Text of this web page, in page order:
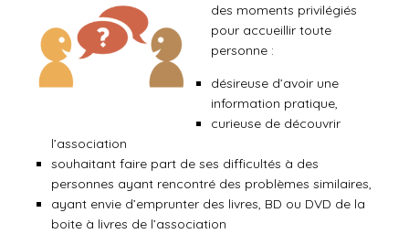
des moments privilégiés
pour accueillir toute
personne :
désireuse d’avoir une
information pratique,
curieuse de découvrir
l’association
souhaitant faire part de ses difficultés à des
personnes ayant rencontré des problèmes similaires,
ayant envie d’emprunter des livres, BD ou DVD de la
boite à livres de l’association